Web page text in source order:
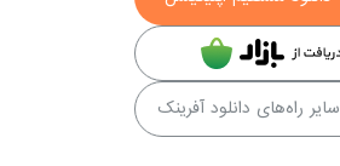
سایر راه‌های دانلود آفرینک